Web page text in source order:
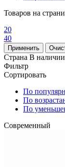
Товаров на
20
40
Страна В наличии
Фильтр
Сортировать
По
По
По
Современный